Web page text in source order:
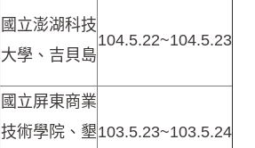
國立澎湖科技
大學、吉貝島
104.5.22~104.5.23
國立屏東商業
技術學院、墾103.5.23~103.5.24